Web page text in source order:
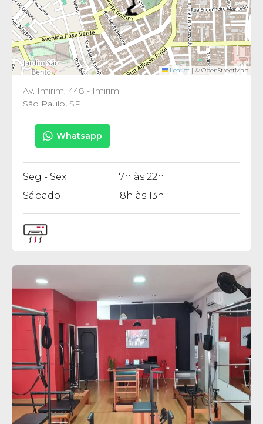
Leaflet | © OpenStreetMap
Av. Imirim, 448 - Imirim
São Paulo, SP.
Whatsapp
Seg - Sex
7h às 22h
Sábado
8h às 13h